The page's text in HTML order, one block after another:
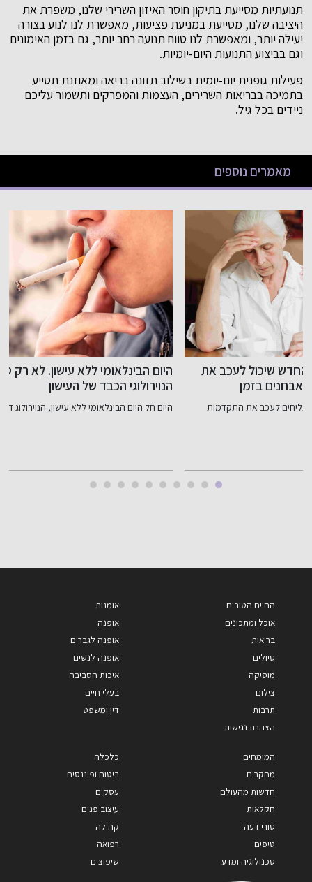
תנועתיות מסייעת בתיקון חוסר האיזון השרירי שלנו, משפרת את
היציבה שלנו, מסייעת במניעת פציעות, מאפשרת לנו לנוע בצורה
יעילה יותר, ומאפשרת לנו טווח תנועה רחב יותר, גם בזמן האימונים
וגם בביצוע התנועות היום-יומיות.
פעילות גופנית יום-יומית בשילוב תזונה בריאה ומאוזנת תסייע
בתמיכה בבריאות השרירים, העצמות והמפרקים ותשמור עליכם
ניידים בכל גיל.
מאמרים נוספים
היום הבינלאומי ללא עישון. לא רק סרטן ריאות: המחיר
הנוירולוגי הכבד של העישון
היום חל היום הבינלאומי ללא עישון, הנוירולוג ד"ר פיוטר מליקוב...
החיים הטובים
אוכל ומתכונים
בריאות
טיולים
מוסיקה
צילום
תרבות
הצהרת נגישות
אומנות
אופנה
אופנה לגברים
אופנה לנשים
איכות הסביבה
בעלי חיים
דין ומשפט
המומחים
מחקרים
חדשות מהעולם
חקלאות
טורי דעה
טיפים
טכנולוגיה ומדע
כלכלה
ביטוח ופיננסים
עסקים
עיצוב פנים
קהילה
רפואה
שיפוצים